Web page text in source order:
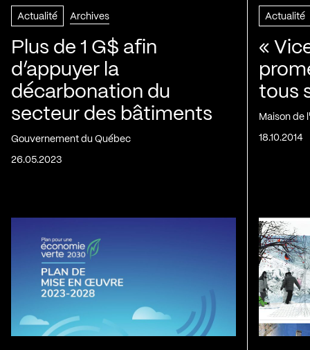
Actualité Archives
Plus de 1 G$ afin
d’appuyer la
décarbonation du
secteur des bâtiments
Gouvernement du Québec
26.05.2023
Actualité
«
tous
Maison de
18.10.2014